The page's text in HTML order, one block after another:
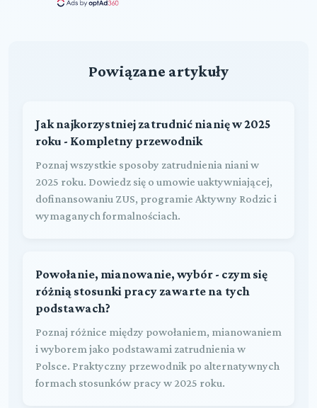
Powiązane artykuły
Jak najkorzystniej zatrudnić nianię w 2025
roku - Kompletny przewodnik
Poznaj wszystkie sposoby zatrudnienia niani w
2025 roku. Dowiedz się o umowie uaktywniającej,
dofinansowaniu ZUS, programie Aktywny Rodzic i
wymaganych formalnościach.
Powołanie, mianowanie, wybór - czym się
różnią stosunki pracy zawarte na tych
podstawach?
Poznaj różnice między powołaniem, mianowaniem
i wyborem jako podstawami zatrudnienia w
Polsce. Praktyczny przewodnik po alternatywnych
formach stosunków pracy w 2025 roku.